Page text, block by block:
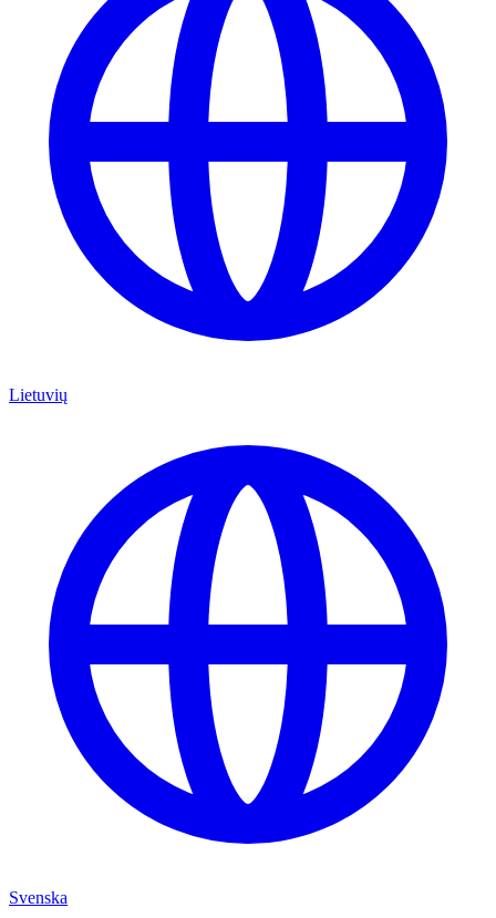
Lietuvių
Svenska